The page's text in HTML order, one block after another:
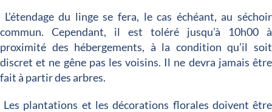
L’étendage du linge se fera, le cas échéant, au séchoir
commun. Cependant, il est toléré jusqu’à 10h00 à
proximité des hébergements, à la condition qu’il soit
discret et ne gêne pas les voisins. Il ne devra jamais être
fait à partir des arbres.
Les plantations et les décorations florales doivent être